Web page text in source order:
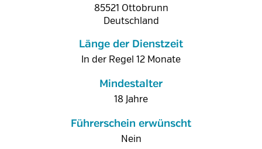
85521 Ottobrunn
Deutschland
Länge der Dienstzeit
In der Regel 12 Monate
Mindestalter
18 Jahre
Führerschein erwünscht
Nein